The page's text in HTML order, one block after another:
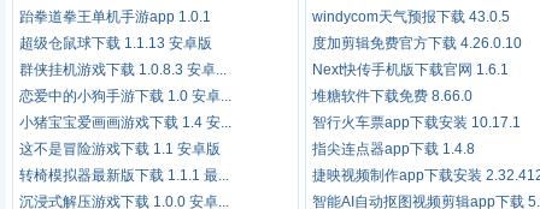
跆拳道拳王单机手游app 1.0.1
超级仓鼠球下载 1.1.13 安卓版
群侠挂机游戏下载 1.0.8.3 安卓...
恋爱中的小狗手游下载 1.0 安卓...
小猪宝宝爱画画游戏下载 1.4 安...
这不是冒险游戏下载 1.1 安卓版
转椅模拟器最新版下载 1.1.1 最...
沉浸式解压游戏下载 1.0.0 安卓...
windycom天气预报下载 43.0.5
度加剪辑免费官方下载 4.26.0.10
Next快传手机版下载官网 1.6.1
堆糖软件下载免费 8.66.0
智行火车票app下载安装 10.17.1
指尖连点器app下载 1.4.8
捷映视频制作app下载安装
智能AI自动抠图视频剪辑app下载